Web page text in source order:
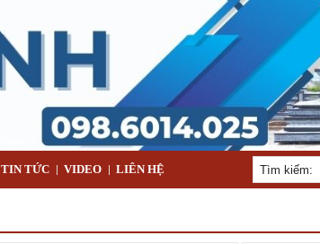
TIN TỨC VIDEO LIÊN HỆ